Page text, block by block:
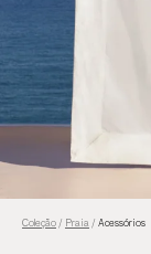
Coleção / Praia / Acessórios